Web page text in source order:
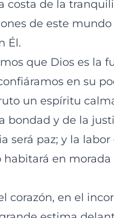
costa de la
de este
Él.
que Dios es la
en su
un espíritu
bondad y de la
será paz; y la
en
corazón, en el